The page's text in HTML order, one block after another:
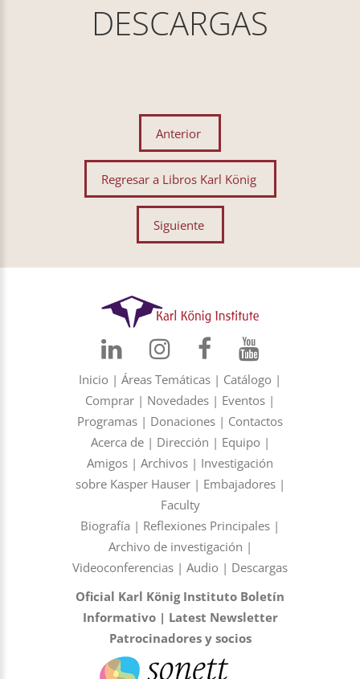
DESCARGAS
Anterior
Regresar a Libros Karl König
Siguiente
Inicio | Áreas Temáticas | Catálogo |
Comprar | Novedades | Eventos |
Programas | Donaciones | Contactos
Acerca de| Dirección | Equipo |
Amigos | Archivos | Investigación
sobre Kasper Hauser| Embajadores|
Faculty
Biografía | Reflexiones Principales |
Archivo de investigación |
Videoconferencias | Audio | Descargas
Oficial Karl König Instituto Boletín
Informativo| Latest Newsletter
Patrocinadores y socios